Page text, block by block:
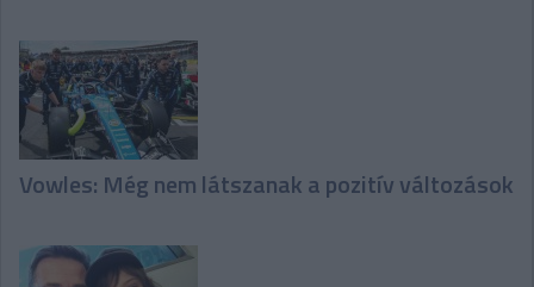
Vowles: Még nem látszanak a pozitív változások